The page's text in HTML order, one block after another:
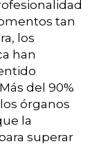
tan
los
han
del 90%
órganos
la
superar